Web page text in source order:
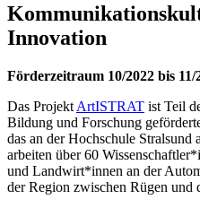
Innovation
Förderzeitraum 10/2022 bis 11/
Das Projekt ArtISTRAT ist Teil
Bildung und Forschung
das an der Hochschule Stralsund
arbeiten über 60
und Landwirt*innen an der
der Region zwischen Rügen und